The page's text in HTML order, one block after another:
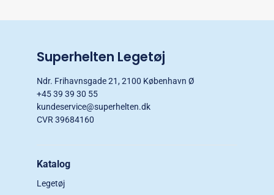
Superhelten Legetøj
Ndr. Frihavnsgade 21, 2100 København Ø
+45 39 39 30 55
kundeservice@superhelten.dk
CVR 39684160
Katalog
Legetøj